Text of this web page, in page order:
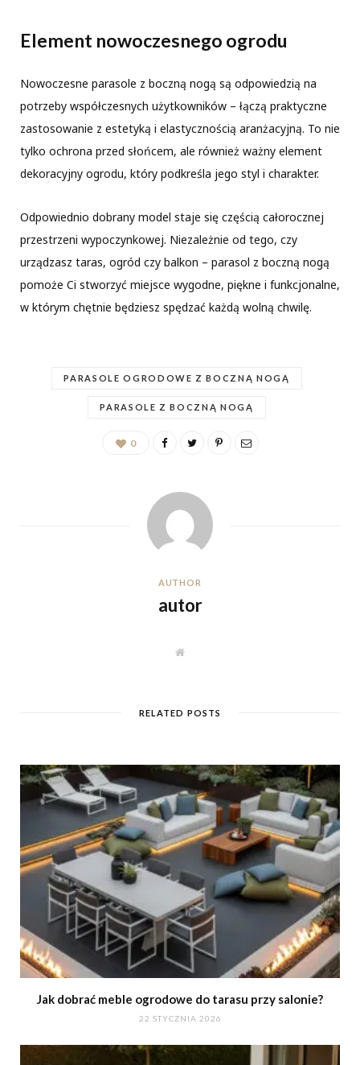
Element nowoczesnego ogrodu
Nowoczesne parasole z boczną nogą są odpowiedzią na
potrzeby współczesnych użytkowników – łączą praktyczne
zastosowanie z estetyką i elastycznością aranżacyjną. To nie
tylko ochrona przed słońcem, ale również ważny element
dekoracyjny ogrodu, który podkreśla jego styl i charakter.
Odpowiednio dobrany model staje się częścią całorocznej
przestrzeni wypoczynkowej. Niezależnie od tego, czy
urządzasz taras, ogród czy balkon – parasol z boczną nogą
pomoże Ci stworzyć miejsce wygodne, piękne i funkcjonalne,
w którym chętnie będziesz spędzać każdą wolną chwilę.
PARASOLE OGRODOWE Z BOCZNĄ NOGĄ
PARASOLE Z BOCZNĄ NOGĄ
0
AUTHOR
autor
W
e
RELATED POSTS
Jak dobrać meble ogrodowe do tarasu przy salonie?
22 STYCZNIA 2026